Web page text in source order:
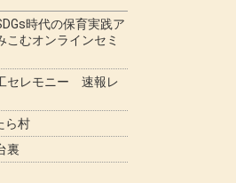
時代の保育実践ア
こむオンラインセミ
セレモニー 速報レ
ら村
裏